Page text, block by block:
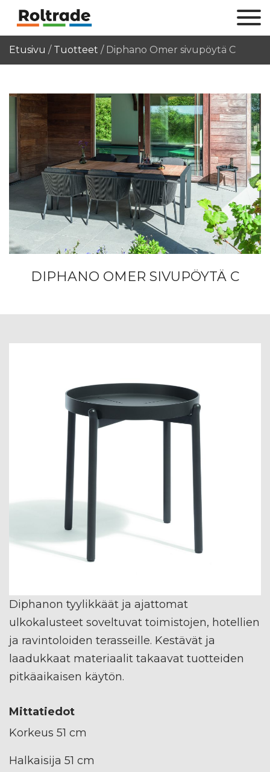
Etusivu / Tuotteet / Diphano Omer sivupöytä C
DIPHANO OMER SIVUPÖYTÄ C
Diphanon tyylikkäät ja ajattomat
ulkokalusteet soveltuvat toimistojen, hotellien
ja ravintoloiden terasseille. Kestävät ja
laadukkaat materiaalit takaavat tuotteiden
pitkäaikaisen käytön.
Mittatiedot
Korkeus 51 cm
Halkaisija 51 cm